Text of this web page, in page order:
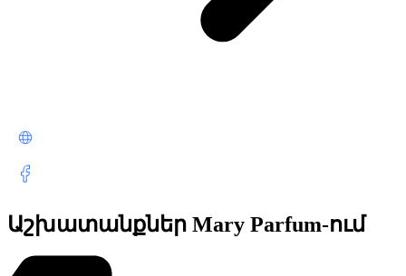
Աշխատանքներ Mary Parfum-ում